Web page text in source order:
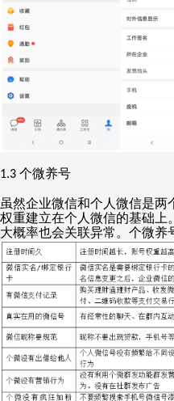
1.3 个微养号
虽然企业微信和个人微信是
权重建立在个人微信的基础上
大概率也会关联异常。个微养